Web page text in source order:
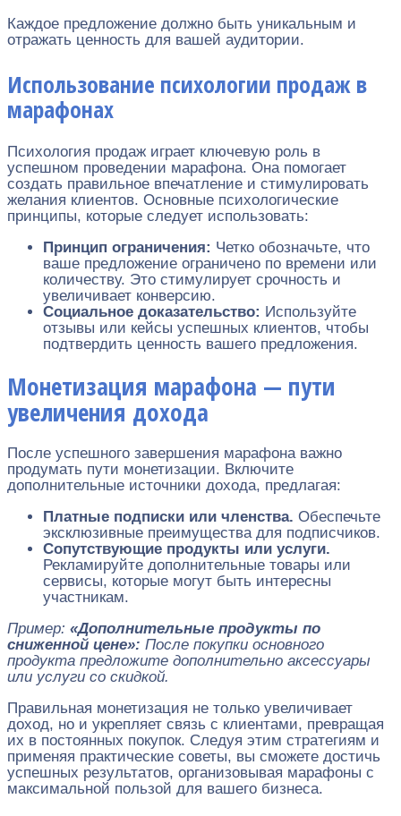
Каждое предложение должно быть уникальным и
отражать ценность для вашей аудитории.
Использование психологии продаж в
марафонах
Психология продаж играет ключевую роль в
успешном проведении марафона. Она помогает
создать правильное впечатление и стимулировать
желания клиентов. Основные психологические
принципы, которые следует использовать:
Принцип ограничения: Четко обозначьте, что
ваше предложение ограничено по времени или
количеству. Это стимулирует срочность и
увеличивает конверсию.
Социальное доказательство: Используйте
отзывы или кейсы успешных клиентов, чтобы
подтвердить ценность вашего предложения.
Монетизация марафона — пути
увеличения дохода
После успешного завершения марафона важно
продумать пути монетизации. Включите
дополнительные источники дохода, предлагая:
Платные подписки или членства. Обеспечьте
эксклюзивные преимущества для подписчиков.
Сопутствующие продукты или услуги.
Рекламируйте дополнительные товары или
сервисы, которые могут быть интересны
участникам.
Пример: «Дополнительные продукты по
сниженной цене»: После покупки основного
продукта предложите дополнительно аксессуары
или услуги со скидкой.
Правильная монетизация не только увеличивает
доход, но и укрепляет связь с клиентами, превращая
их в постоянных покупок. Следуя этим стратегиям и
применяя практические советы, вы сможете достичь
успешных результатов, организовывая марафоны с
максимальной пользой для вашего бизнеса.